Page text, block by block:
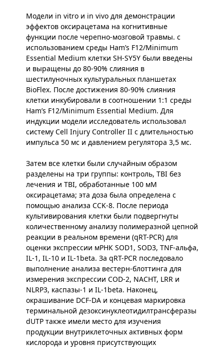
Модели in vitro и in vivo для демонстрации
эффектов оксирацетама на когнитивные
функции после черепно-мозговой травмы. с
использованием среды Ham’s F12/Minimum
Essential Medium клетки SH-SY5Y были введены
и выращены до 80-90% слияния в
шестилуночных культуральных планшетах
BioFlex. После достижения 80-90% слияния
клетки инкубировали в соотношении 1:1 среды
Ham’s F12/Minimum Essential Medium. Для
индукции модели исследователь использовал
систему Cell Injury Controller II с длительностью
импульса 50 мс и давлением регулятора 3,5 мс.
Затем все клетки были случайным образом
разделены на три группы: контроль, TBI без
лечения и TBI, обработанные 100 мМ
оксирацетама; эта доза была определена с
помощью анализа CCK-8. После периода
культивирования клетки были подвергнуты
количественному анализу полимеразной цепной
реакции в реальном времени (qRT-PCR) для
оценки экспрессии мРНК SOD1, SOD3, TNF-альфа,
IL-1, IL-10 и IL-1beta. За qRT-PCR последовало
выполнение анализа вестерн-блоттинга для
измерения экспрессии COD-2, NACHT, LRR и
NLRP3, каспазы-1 и IL-1beta. Наконец,
окрашивание DCF-DA и концевая маркировка
терминальной дезоксинуклеотидилтрансферазы
dUTP также имели место для изучения
продукции внутриклеточных активных форм
кислорода и уровня присутствующих